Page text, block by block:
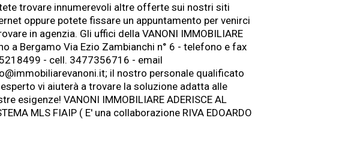
trovare innumerevoli altre offerte sui nostri siti
oppure potete fissare un appuntamento per venirci
in agenzia. Gli uffici della VANONI IMMOBILIARE
a Bergamo Via Ezio Zambianchi n° 6 - telefono e fax
- cell. 3477356716 - email
immobiliarevanoni.it; il nostro personale qualificato
vi aiuterà a trovare la soluzione adatta alle
esigenze! VANONI IMMOBILIARE ADERISCE AL
MLS FIAIP ( E' una collaborazione RIVA EDOARDO